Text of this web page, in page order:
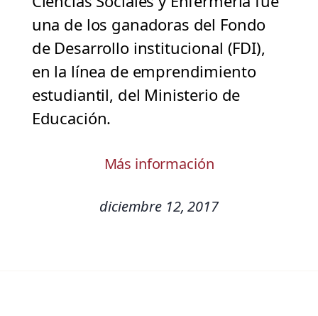
una de los ganadoras del Fondo
de Desarrollo institucional (FDI),
en la línea de emprendimiento
estudiantil, del Ministerio de
Educación.
Más información
diciembre 12, 2017